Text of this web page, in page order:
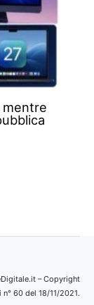
mentre
– Copyright
60 del 18/11/2021.